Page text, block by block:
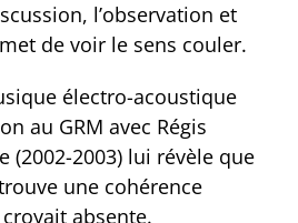
l’observation et
de voir le sens couler.
électro-acoustique
au GRM avec Régis
(2002-2003) lui révèle que
une cohérence
absente.